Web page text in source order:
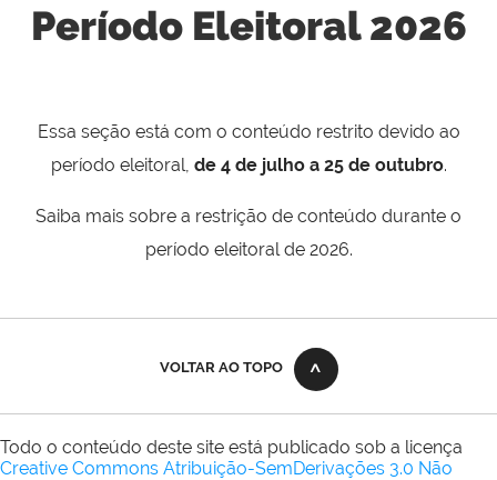
Período Eleitoral 2026
Essa seção está com o conteúdo restrito devido ao
período eleitoral, de 4 de julho a 25 de outubro.
Saiba mais sobre a restrição de conteúdo durante o
período eleitoral de 2026.
VOLTAR AO TOPO
Todo o conteúdo deste site está publicado sob a licença
Creative Commons Atribuição-SemDerivações 3.0 Não